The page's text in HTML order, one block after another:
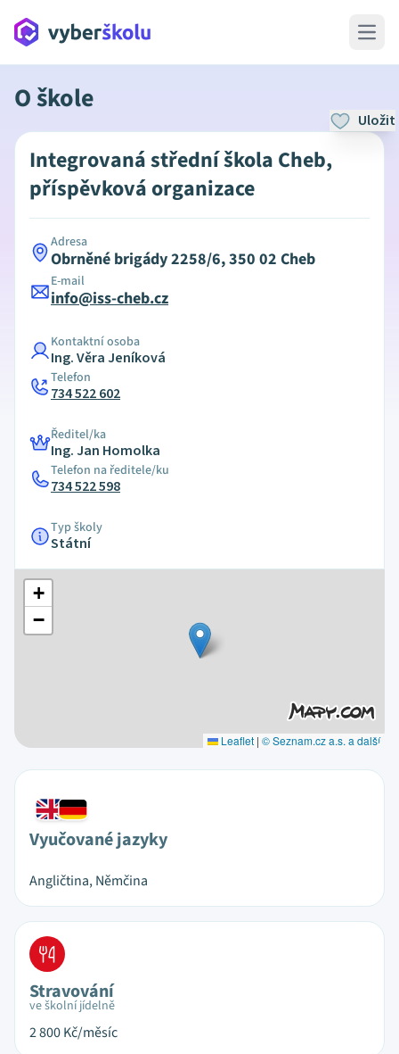
Open
O škole
Uložit
Integrovaná střední škola Cheb,
příspěvková organizace
Adresa
Obrněné brigády 2258/6, 350 02 Cheb
E-mail
info@iss-cheb.cz
Kontaktní osoba
Ing. Věra Jeníková
Telefon
734 522 602
Ředitel/ka
Ing. Jan Homolka
Telefon na ředitele/ku
734 522 598
Typ školy
Státní
+
−
Leaflet | © Seznam.cz a.s. a další
Vyučované jazyky
Angličtina, Němčina
Stravování
ve školní jídelně
2 800Kč/měsíc